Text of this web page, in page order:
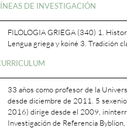
DE INVESTIGACIÓN
FILOLOGIA GRIEGA (340) 1.
Lengua griega y koiné 3. Tradición
33 años como profesor de la
desde diciembre de 2011. 5
2016) dirige desde el 2009,
Investigación de Referencia